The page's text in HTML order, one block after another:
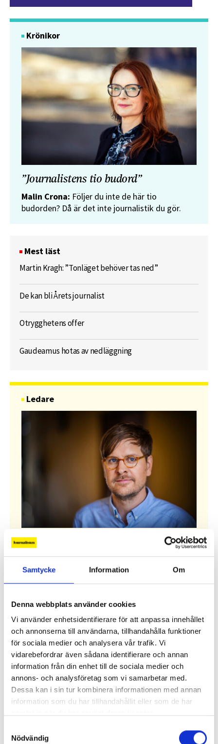
Samtycke Information Om
Denna webbplats använder cookies
Vi använder enhetsidentifierare för att anpassa innehållet
och annonserna till användarna, tillhandahålla funktioner
för sociala medier och analysera vår trafik. Vi
vidarebefordrar även sådana identifierare och annan
information från din enhet till de sociala medier och
annons- och analysföretag som vi samarbetar med.
Dessa kan i sin tur kombinera informationen med annan
information som du har tillhandahållit eller som de har
Nödvändig
Krönikor
”Journalistens tio budord”
Malin Crona: Följer du inte de här tio
budorden? Då är det inte journalistik du gör.
Mest läst
Martin Kragh: ”Tonläget behöver tas ned”
De kan bli Årets journalist
Otrygghetens offer
Gaudeamus hotas av nedläggning
Ledare
”Hotet kommer från höger”
Den populistiska mediekritiken har blivit en
högerpolitisk strategi. I Sverige har det hittills
inte gett några större avtryck i den förda
Debatt
infrastruktur”